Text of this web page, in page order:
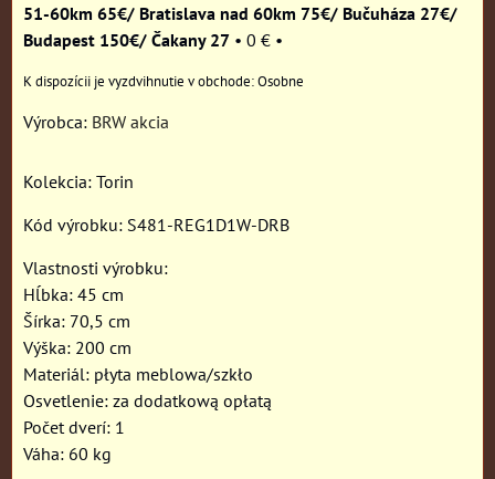
51-60km 65€/ Bratislava nad 60km 75€/ Bučuháza 27€/
Budapest 150€/ Čakany 27 • 0 € •
Osobne
Výrobca: BRW akcia
Kolekcia: Torin
Kód výrobku: S481-REG1D1W-DRB
Vlastnosti výrobku:
Hĺbka: 45 cm
Šírka: 70,5 cm
Výška: 200 cm
Materiál: płyta meblowa/szkło
Osvetlenie: za dodatkową opłatą
Počet dverí: 1
Váha: 60 kg